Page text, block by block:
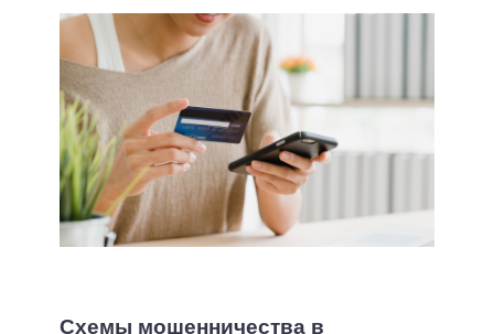
Схемы мошенничества в